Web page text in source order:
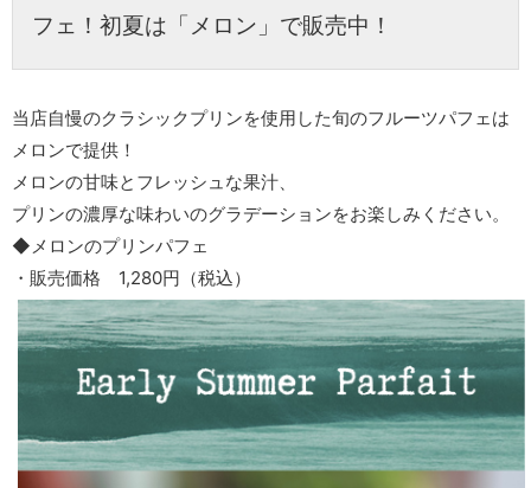
フェ！初夏は「メロン」で販売中！
当店自慢のクラシックプリンを使用した旬のフルーツパフェは
メロンで提供！
メロンの甘味とフレッシュな果汁、
プリンの濃厚な味わいのグラデーションをお楽しみください。
◆メロンのプリンパフェ
・販売価格 1,280円（税込）